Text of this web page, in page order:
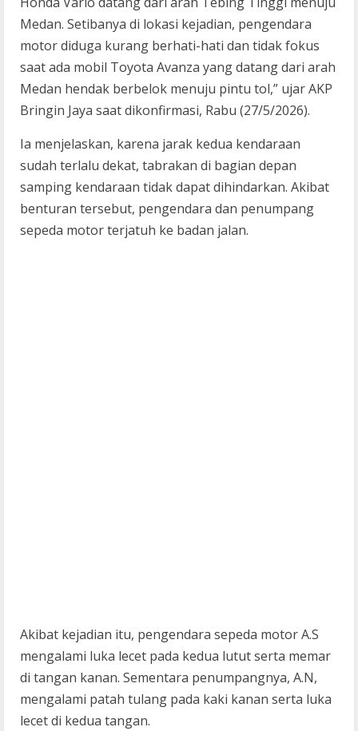
Medan. Setibanya di lokasi kejadian, pengendara
motor diduga kurang berhati-hati dan tidak fokus
saat ada mobil Toyota Avanza yang datang dari arah
Medan hendak berbelok menuju pintu tol,” ujar AKP
Bringin Jaya saat dikonfirmasi, Rabu (27/5/2026).
Ia menjelaskan, karena jarak kedua kendaraan
sudah terlalu dekat, tabrakan di bagian depan
samping kendaraan tidak dapat dihindarkan. Akibat
benturan tersebut, pengendara dan penumpang
sepeda motor terjatuh ke badan jalan.
Akibat kejadian itu, pengendara sepeda motor A.S
mengalami luka lecet pada kedua lutut serta memar
di tangan kanan. Sementara penumpangnya, A.N,
mengalami patah tulang pada kaki kanan serta luka
lecet di kedua tangan.